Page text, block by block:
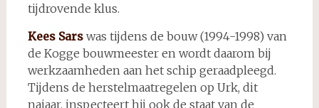
tijdrovende klus.
Kees Sarswas tijdens de bouw (1994-1998) van
de Kogge bouwmeester en wordt daarom bij
werkzaamheden aan het schip geraadpleegd.
Tijdens de herstelmaatregelen op Urk, dit
najaar, inspecteert hij ook de staat van de